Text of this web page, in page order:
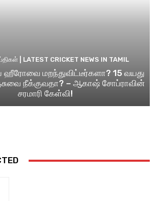
| LATEST CRICKET NEWS IN TAMIL
மறந்துவிட்டீர்களா? 15 வயது
நீக்குவதா? – ஆகாஷ் சோப்ராவின்
சரமாரி கேள்வி!